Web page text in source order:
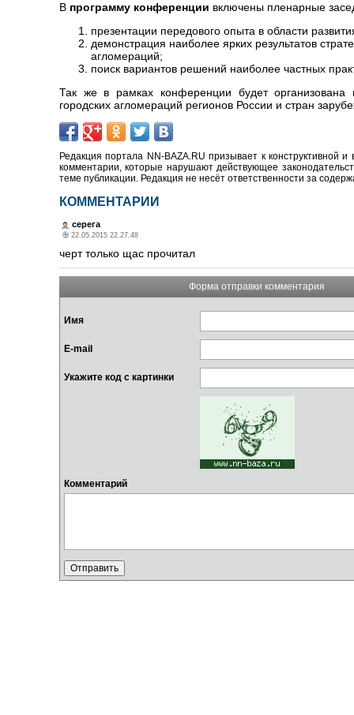
В программу конференции включены пленарные
презентации передового опыта в области
демонстрация наиболее ярких результатов
агломераций;
поиск вариантов решений наиболее частных
Так же в рамках конференции будет организована
городских агломераций регионов России и стран
Редакция портала NN-BAZA.RU призывает к конструктивной
комментарии, которые нарушают действующее
теме публикации. Редакция не несёт ответственности за
КОММЕНТАРИИ
серега
22.05.2015 22.27.48
черт только щас прочитал
Форма отправки комментария
Имя
E-mail
Укажите код с картинки
Комментарий